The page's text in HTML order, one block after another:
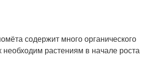
содержит много органического
необходим растениям в начале роста